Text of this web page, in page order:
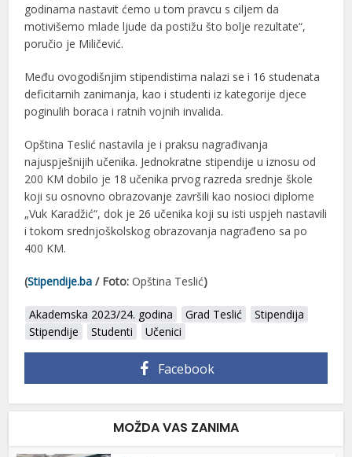
godinama nastavit ćemo u tom pravcu s ciljem da
motivišemo mlade ljude da postižu što bolje rezultate“,
poručio je Miličević.
Među ovogodišnjim stipendistima nalazi se i 16 studenata
deficitarnih zanimanja, kao i studenti iz kategorije djece
poginulih boraca i ratnih vojnih invalida.
Opština Teslić nastavila je i praksu nagrađivanja
najuspješnijih učenika. Jednokratne stipendije u iznosu od
200 KM dobilo je 18 učenika prvog razreda srednje škole
koji su osnovno obrazovanje završili kao nosioci diplome
„Vuk Karadžić“, dok je 26 učenika koji su isti uspjeh nastavili
i tokom srednjoškolskog obrazovanja nagrađeno sa po
400 KM.
(Stipendije.ba / Foto:Opština Teslić)
Akademska 2023/24. godina Grad Teslić
Stipendija
Stipendije
Studenti Učenici
Facebook
MOŽDA VAS ZANIMA